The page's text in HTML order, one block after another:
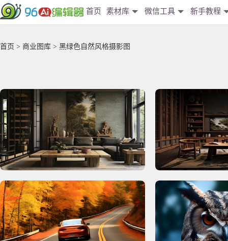
首页 素材库 微信工具 新手教程
首页 > 商业图库 > 黑绿色自然风格摄影图